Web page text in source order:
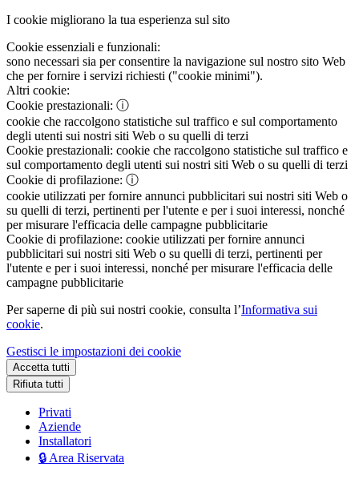
I cookie migliorano la tua esperienza sul sito
Cookie essenziali e funzionali:
sono necessari sia per consentire la navigazione sul nostro sito Web
che per fornire i servizi richiesti ("cookie minimi").
Altri cookie:
Cookie prestazionali: ⓘ
cookie che raccolgono statistiche sul traffico e sul comportamento
degli utenti sui nostri siti Web o su quelli di terzi
Cookie prestazionali: cookie che raccolgono statistiche sul traffico e
sul comportamento degli utenti sui nostri siti Web o su quelli di terzi
Cookie di profilazione: ⓘ
cookie utilizzati per fornire annunci pubblicitari sui nostri siti Web o
su quelli di terzi, pertinenti per l'utente e per i suoi interessi, nonché
per misurare l'efficacia delle campagne pubblicitarie
Cookie di profilazione: cookie utilizzati per fornire annunci
pubblicitari sui nostri siti Web o su quelli di terzi, pertinenti per
l'utente e per i suoi interessi, nonché per misurare l'efficacia delle
campagne pubblicitarie
Per saperne di più sui nostri cookie, consulta l’Informativa sui
cookie.
Gestisci le impostazioni dei cookie
Accetta tutti
Rifiuta tutti
Privati
Aziende
Installatori
🔒 Area Riservata